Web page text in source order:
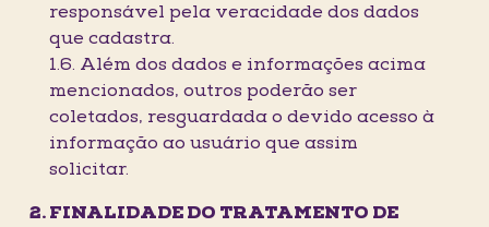
responsável pela veracidade dos dados
que cadastra.
1.6. Além dos dados e informações acima
mencionados, outros poderão ser
coletados, resguardada o devido acesso à
informação ao usuário que assim
solicitar.
FINALIDADE DO TRATAMENTO DE